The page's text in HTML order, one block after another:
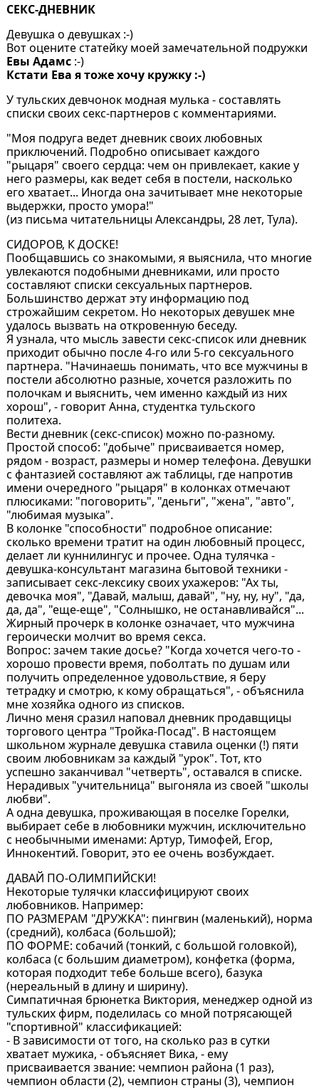
СЕКС-ДНЕВНИК
Девушка о девушках :-)
Вот оцените статейку моей замечательной подружки
Евы Адамс:-)
Кстати Ева я тоже хочу кружку :-)
У тульских девчонок модная мулька - составлять
списки своих секс-партнеров с комментариями.
"Моя подруга ведет дневник своих любовных
приключений. Подробно описывает каждого
"рыцаря" своего сердца: чем он привлекает, какие у
него размеры, как ведет себя в постели, насколько
его хватает... Иногда она зачитывает мне некоторые
выдержки, просто умора!"
(из письма читательницы Александры, 28 лет, Тула).
СИДОРОВ, К ДОСКЕ!
Пообщавшись со знакомыми, я выяснила, что многие
увлекаются подобными дневниками, или просто
составляют списки сексуальных партнеров.
Большинство держат эту информацию под
строжайшим секретом. Но некоторых девушек мне
удалось вызвать на откровенную беседу.
Я узнала, что мысль завести секс-список или дневник
приходит обычно после 4-го или 5-го сексуального
партнера. "Начинаешь понимать, что все мужчины в
постели абсолютно разные, хочется разложить по
полочкам и выяснить, чем именно каждый из них
хорош", - говорит Анна, студентка тульского
политеха.
Вести дневник (секс-список) можно по-разному.
Простой способ: "добыче" присваивается номер,
рядом - возраст, размеры и номер телефона. Девушки
с фантазией составляют аж таблицы, где напротив
имени очередного "рыцаря" в колонках отмечают
плюсиками: "поговорить", "деньги", "жена", "авто",
"любимая музыка".
В колонке "способности" подробное описание:
сколько времени тратит на один любовный процесс,
делает ли куннилингус и прочее. Одна тулячка -
девушка-консультант магазина бытовой техники -
записывает секс-лексику своих ухажеров: "Ах ты,
девочка моя", "Давай, малыш, давай", "ну, ну, ну", "да,
да, да", "еще-еще", "Солнышко, не останавливайся"...
Жирный прочерк в колонке означает, что мужчина
героически молчит во время секса.
Вопрос: зачем такие досье? "Когда хочется чего-то -
хорошо провести время, поболтать по душам или
получить определенное удовольствие, я беру
тетрадку и смотрю, к кому обращаться", - объяснила
мне хозяйка одного из списков.
Лично меня сразил наповал дневник продавщицы
торгового центра "Тройка-Посад". В настоящем
школьном журнале девушка ставила оценки (!) пяти
своим любовникам за каждый "урок". Тот, кто
успешно заканчивал "четверть", оставался в списке.
Нерадивых "учительница" выгоняла из своей "школы
любви".
А одна девушка, проживающая в поселке Горелки,
выбирает себе в любовники мужчин, исключительно
с необычными именами: Артур, Тимофей, Егор,
Иннокентий. Говорит, это ее очень возбуждает.
ДАВАЙ ПО-ОЛИМПИЙСКИ!
Некоторые тулячки классифицируют своих
любовников. Например:
ПО РАЗМЕРАМ "ДРУЖКА": пингвин (маленький), норма
(средний), колбаса (большой);
ПО ФОРМЕ: собачий (тонкий, с большой головкой),
колбаса (с большим диаметром), конфетка (форма,
которая подходит тебе больше всего), базука
(нереальный в длину и ширину).
Симпатичная брюнетка Виктория, менеджер одной из
тульских фирм, поделилась со мной потрясающей
"спортивной" классификацией:
- В зависимости от того, на сколько раз в сутки
хватает мужика, - объясняет Вика, - ему
присваивается звание: чемпион района (1 раз),
чемпион области (2), чемпион страны (3), чемпион